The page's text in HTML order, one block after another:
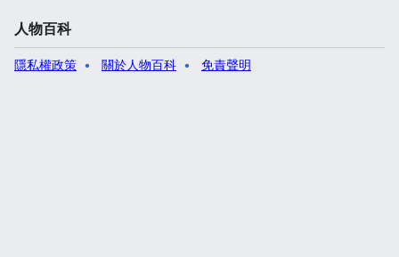
人物百科
隱私權政策 關於人物百科 免責聲明